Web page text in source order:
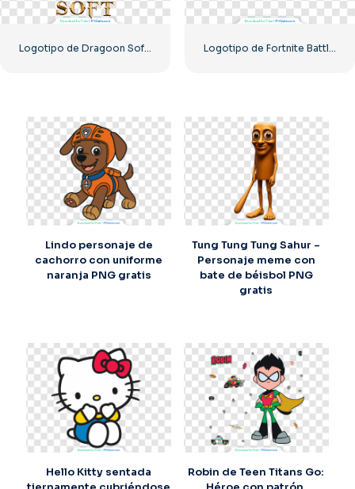
Lindo personaje de
cachorro con uniforme
naranja PNG gratis
Tung Tung Tung Sahur –
Personaje meme con
bate de béisbol PNG
gratis
Hello Kitty sentada
Robin de Teen Titans Go: